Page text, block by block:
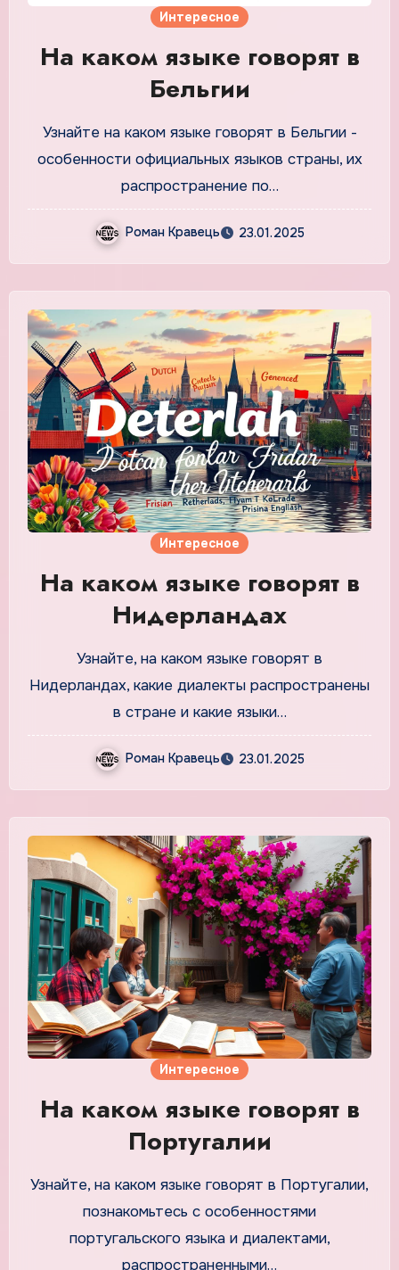
Интересное
На каком языке говорят в
Бельгии
Узнайте на каком языке говорят в Бельгии -
особенности официальных языков страны, их
распространение по…
Роман Кравець 23.01.2025
Интересное
На каком языке говорят в
Нидерландах
Узнайте, на каком языке говорят в
Нидерландах, какие диалекты распространены
в стране и какие языки…
Роман Кравець 23.01.2025
Интересное
На каком языке говорят в
Португалии
Узнайте, на каком языке говорят в Португалии,
познакомьтесь с особенностями
португальского языка и диалектами,
распространенными…